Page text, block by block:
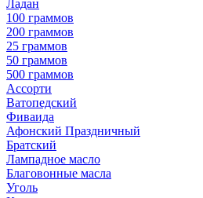
Ладан
100 граммов
200 граммов
25 граммов
50 граммов
500 граммов
Ассорти
Ватопедский
Фиваида
Афонский Праздничный
Братский
Лампадное масло
Благовонные масла
Уголь